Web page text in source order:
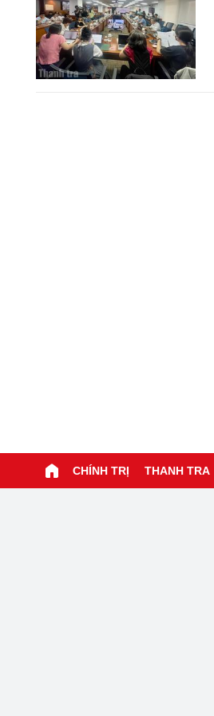
CHÍNH TRỊ THANH TRA